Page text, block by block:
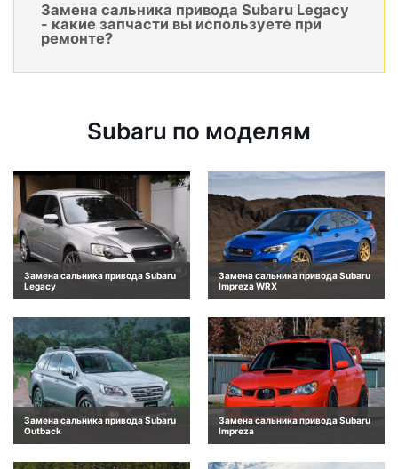
Замена сальника привода Subaru Legacy
- какие запчасти вы используете при
ремонте?
Subaru по моделям
Замена сальника привода Subaru
Legacy
Замена сальника привода Subaru
Impreza WRX
Замена сальника привода Subaru
Outback
Замена сальника привода Subaru
Impreza